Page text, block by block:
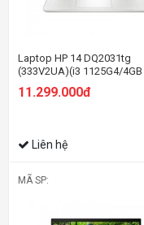
Laptop HP 14 DQ2031tg
(333V2UA)(i3 1125G4/4GB
RAM/128GB SSD/14
FHD/Win/Bạc)
11.299.000đ
Liên hệ
MÃ SP: